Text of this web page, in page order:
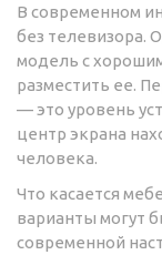
В современном
без телевизора.
модель с
разместить ее.
— это уровень
центр экрана
человека.
Что касается
варианты могут
современной